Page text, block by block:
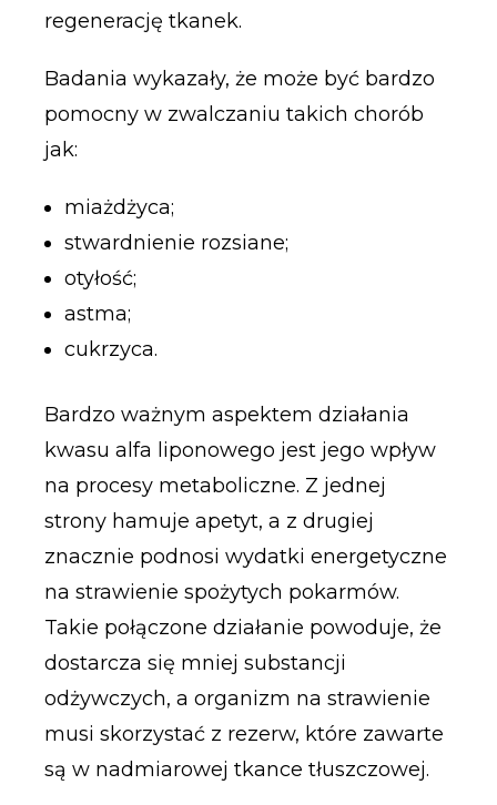
regenerację tkanek.
Badania wykazały, że może być bardzo
pomocny w zwalczaniu takich chorób
jak:
miażdżyca;
stwardnienie rozsiane;
otyłość;
astma;
cukrzyca.
Bardzo ważnym aspektem działania
kwasu alfa liponowego jest jego wpływ
na procesy metaboliczne. Z jednej
strony hamuje apetyt, a z drugiej
znacznie podnosi wydatki energetyczne
na strawienie spożytych pokarmów.
Takie połączone działanie powoduje, że
dostarcza się mniej substancji
odżywczych, a organizm na strawienie
musi skorzystać z rezerw, które zawarte
są w nadmiarowej tkance tłuszczowej.